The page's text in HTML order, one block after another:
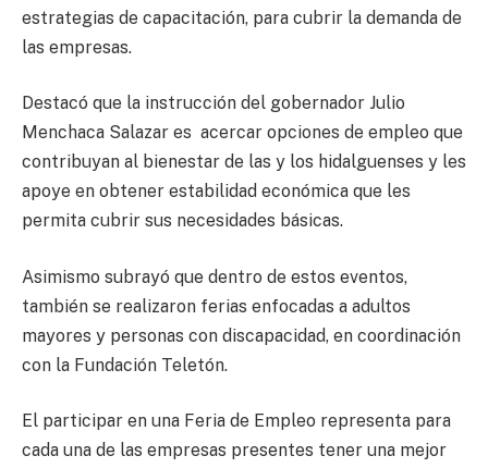
estrategias de capacitación, para cubrir la demanda de
las empresas.
Destacó que la instrucción del gobernador Julio
Menchaca Salazar es acercar opciones de empleo que
contribuyan al bienestar de las y los hidalguenses y les
apoye en obtener estabilidad económica que les
permita cubrir sus necesidades básicas.
Asimismo subrayó que dentro de estos eventos,
también se realizaron ferias enfocadas a adultos
mayores y personas con discapacidad, en coordinación
con la Fundación Teletón.
El participar en una Feria de Empleo representa para
cada una de las empresas presentes tener una mejor